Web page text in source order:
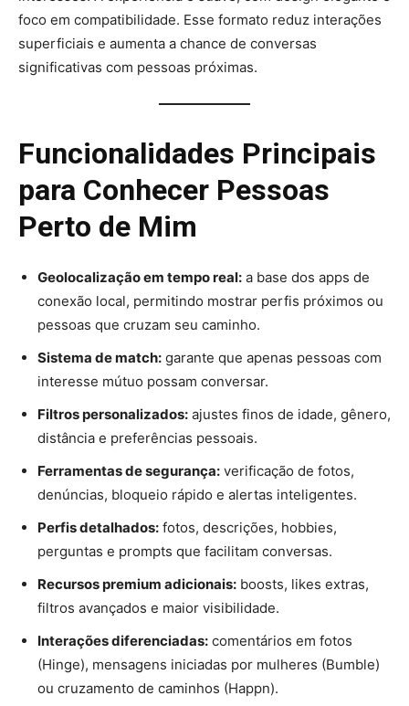
foco em compatibilidade. Esse formato reduz interações
superficiais e aumenta a chance de conversas
significativas com pessoas próximas.
Funcionalidades Principais
para Conhecer Pessoas
Perto de Mim
Geolocalização em tempo real: a base dos apps de
conexão local, permitindo mostrar perfis próximos ou
pessoas que cruzam seu caminho.
Sistema de match: garante que apenas pessoas com
interesse mútuo possam conversar.
Filtros personalizados: ajustes finos de idade, gênero,
distância e preferências pessoais.
Ferramentas de segurança: verificação de fotos,
denúncias, bloqueio rápido e alertas inteligentes.
Perfis detalhados: fotos, descrições, hobbies,
perguntas e prompts que facilitam conversas.
Recursos premium adicionais: boosts, likes extras,
filtros avançados e maior visibilidade.
Interações diferenciadas: comentários em fotos
(Hinge), mensagens iniciadas por mulheres (Bumble)
ou cruzamento de caminhos (Happn).